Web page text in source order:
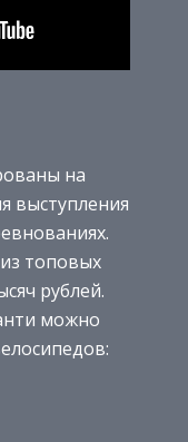
на
выступления
топовых
рублей.
можно